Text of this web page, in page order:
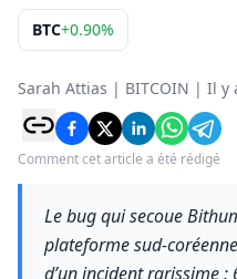
BTC+0.90%
Sarah Attias | BITCOIN | Il y
Comment cet article a été rédigé
Le bug qui secoue
plateforme sud-
d’un incident rarissime